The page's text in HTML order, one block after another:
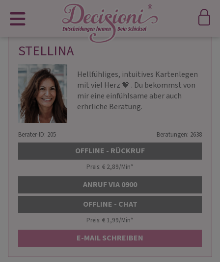
STELLINA
Hellfühliges, intuitives Kartenlegen
mit viel ️Herz 💖 . Du bekommst von
mir eine einfühlsame aber auch
erhrliche Beratung.
Berater-ID: 205 Beratungen: 2638
OFFLINE - RÜCKRUF
Preis: € 2,89/Min*
ANRUF VIA 0900
OFFLINE - CHAT
Preis: € 1,99/Min*
E-MAIL SCHREIBEN